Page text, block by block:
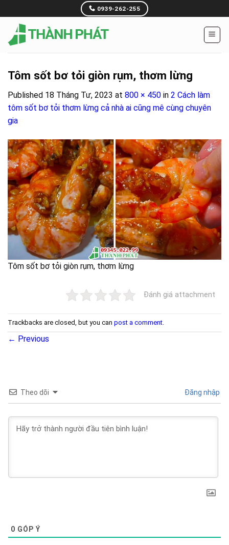
to
content
0939-262-255
Tôm sốt bơ tỏi giòn rụm, thơm lừng
Published 18 Tháng Tư, 2023 at 800 × 450 in 2 Cách làm
tôm sốt bơ tỏi thơm lừng cả nhà ai cũng mê cùng chuyên
gia
Tôm sốt bơ tỏi giòn rụm, thơm lừng
Đánh giá attachment
Trackbacks are closed, but you can post a comment
← Previous
Theo dõi Đăng nhập
0 GÓP Ý